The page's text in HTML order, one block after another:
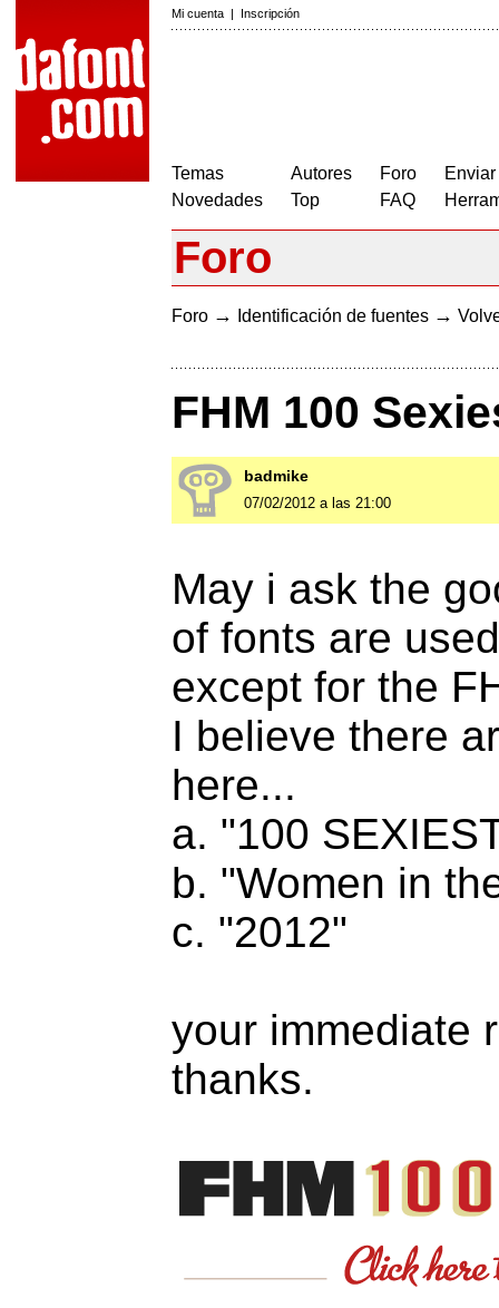
Mi cuenta | Inscripción
Temas
Novedades
Autores
Top
Foro
FAQ
Foro
Foro → Identificación de fuentes →
FHM 100
badmike
07/02/2012 a las 21:00
May i ask the
of fonts are
except for the
I believe there
here...
a. "100
b. "Women in
c. "2012"
your immediate
thanks.